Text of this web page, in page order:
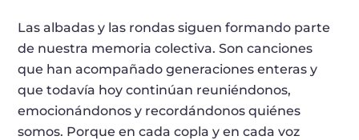
Las albadas y las rondas siguen formando parte
de nuestra memoria colectiva. Son canciones
que han acompañado generaciones enteras y
que todavía hoy continúan reuniéndonos,
emocionándonos y recordándonos quiénes
somos. Porque en cada copla y en cada voz